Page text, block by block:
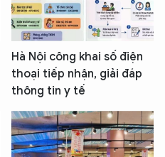
Hà Nội công khai số điện
thoại tiếp nhận, giải đáp
thông tin y tế